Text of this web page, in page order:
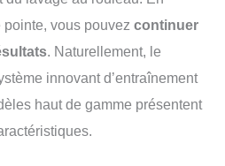
vous pouvez continuer
. Naturellement, le
innovant d’entraînement
haut de gamme présentent